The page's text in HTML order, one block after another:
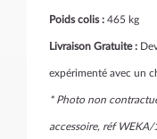
Poids colis : 465 kg
Livraison Gratuite :
expérimenté avec un
* Photo non
accessoire, réf